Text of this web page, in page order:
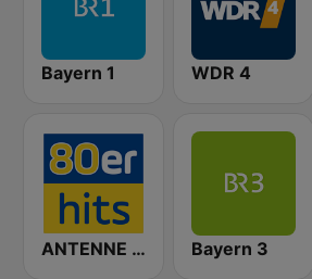
Bayern 1 WDR 4
ANTENNE BAYERN 80er Hits Bayern 3